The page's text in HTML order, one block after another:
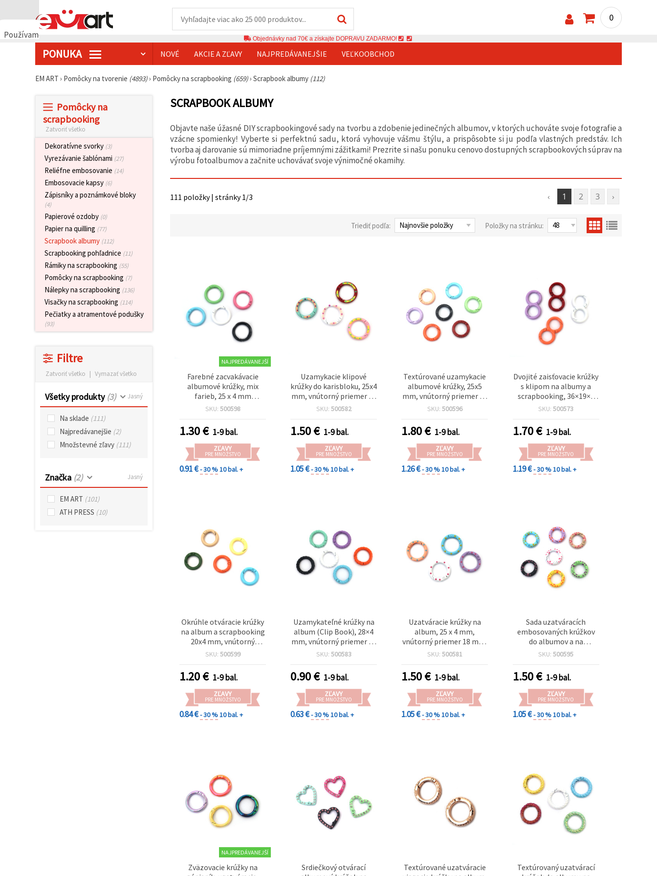
Používame
0
Objednávky nad 70€ a získajte DOPRAVU ZADARMO!
PONUKA NOVÉ AKCIE A ZĽAVY NAJPREDÁVANEJŠIE VEĽKOOBCHOD
EM ART › Pomôcky na tvorenie (4893)› Pomôcky na scrapbooking (659)› Scrapbook albumy (112)
Pomôcky na
scrapbooking
Zatvoriť všetko
Dekoratívne svorky (3)
Vyrezávanie šablónami (27)
Reliéfne embosovanie (14)
Embosovacie kapsy (6)
Zápisníky a poznámkové bloky
(4)
Papierové ozdoby (0)
Papier na quilling (77)
Scrapbook albumy (112)
Scrapbooking pohľadnice (11)
Rámiky na scrapbooking (55)
Pomôcky na scrapbooking (7)
Nálepky na scrapbooking (136)
Visačky na scrapbooking (114)
Pečiatky a atramentové podušky
(93)
Filtre
Zatvoriť všetko | Vymazať všetko
Všetky produkty (3) Jasný
Na sklade (111)
Najpredávanejšie (2)
Množstevné zľavy (111)
Značka (2) Jasný
EM ART (101)
ATH PRESS (10)
SCRAPBOOK ALBUMY
Objavte naše úžasné DIY scrapbookingové sady na tvorbu a zdobenie jedinečných albumov, v ktorých uchováte svoje fotografie a
vzácne spomienky! Vyberte si perfektnú sadu, ktorá vyhovuje vášmu štýlu, a prispôsobte si ju podľa vlastných predstáv. Ich
tvorba aj darovanie sú mimoriadne príjemnými zážitkami! Prezrite si našu ponuku cenovo dostupných scrapbookových súprav na
výrobu fotoalbumov a začnite uchovávať svoje výnimočné okamihy.
‹ 1 2 3 ›
111 položky | stránky 1/3
Triediť podľa: Položky na stránku:
NAJPREDÁVANEJŠÍ
Farebné zacvakávacie
albumové krúžky, mix
farieb, 25 x 4 mm
(vnútorný priemer 18
a odolné spojovacie
krúžky pre albumy,
zakladače a scrapbooking
SKU: 500598
1.30€ 1-9 bal.
ZĽAVY
PRE MNOŽSTVO
0.91 €- 30 %10 bal. +
Uzamykacie klipové
krúžky do karisbloku, 25x4
mm, vnútorný priemer 18
mm, mix farieb – 4 ks
SKU: 500582
1.50€ 1-9 bal.
ZĽAVY
PRE MNOŽSTVO
1.05 €- 30 %10 bal. +
Textúrované uzamykacie
albumové krúžky, 25x5
mm, vnútorný priemer 17
mm, mix farieb – 4 ks
SKU: 500596
1.80€ 1-9 bal.
ZĽAVY
PRE MNOŽSTVO
1.26 €- 30 %10 bal. +
Dvojité zaisťovacie krúžky
s klipom na albumy a
scrapbooking, 36×19×3
mm, vnútorný otvor: 11
SKU:500573
1.70€ 1-9 bal.
ZĽAVY
PRE MNOŽSTVO
1.19 €- 30 %10 bal. +
Okrúhle otváracie krúžky
na album a scrapbooking
20x4 mm, vnútorný
priemer: 12 mm, mix
SKU: 500599
1.20€ 1-9 bal.
ZĽAVY
PRE MNOŽSTVO
0.84 €- 30 %10 bal. +
Uzamykateľné krúžky na
album (Clip Book), 28×4
mm, vnútorný priemer 18
mm, mix farieb – 2 ks
SKU: 500583
0.90€ 1-9 bal.
ZĽAVY
PRE MNOŽSTVO
0.63 €- 30 %10 bal. +
Uzatváracie krúžky na
album, 25 x 4 mm,
vnútorný priemer 18 mm,
mix farieb – 4 ks
SKU: 500581
1.50€ 1-9 bal.
ZĽAVY
PRE MNOŽSTVO
1.05 €- 30 %10 bal. +
Sada uzatváracích
embosovaných krúžkov
do albumov a na
scrapbooking, Ø20 × 4
mix farieb, 4 ks
SKU:500595
1.50€ 1-9 bal.
ZĽAVY
PRE MNOŽSTVO
1.05 €- 30 %10 bal. +
NAJPREDÁVANEJŠÍ
Zväzovacie krúžky na
Srdiečkový otvárací
Textúrované uzatváracie
Textúrovaný uzatvárací